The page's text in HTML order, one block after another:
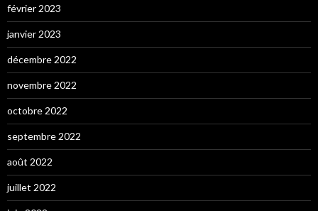
février 2023
janvier 2023
décembre 2022
novembre 2022
octobre 2022
septembre 2022
août 2022
juillet 2022